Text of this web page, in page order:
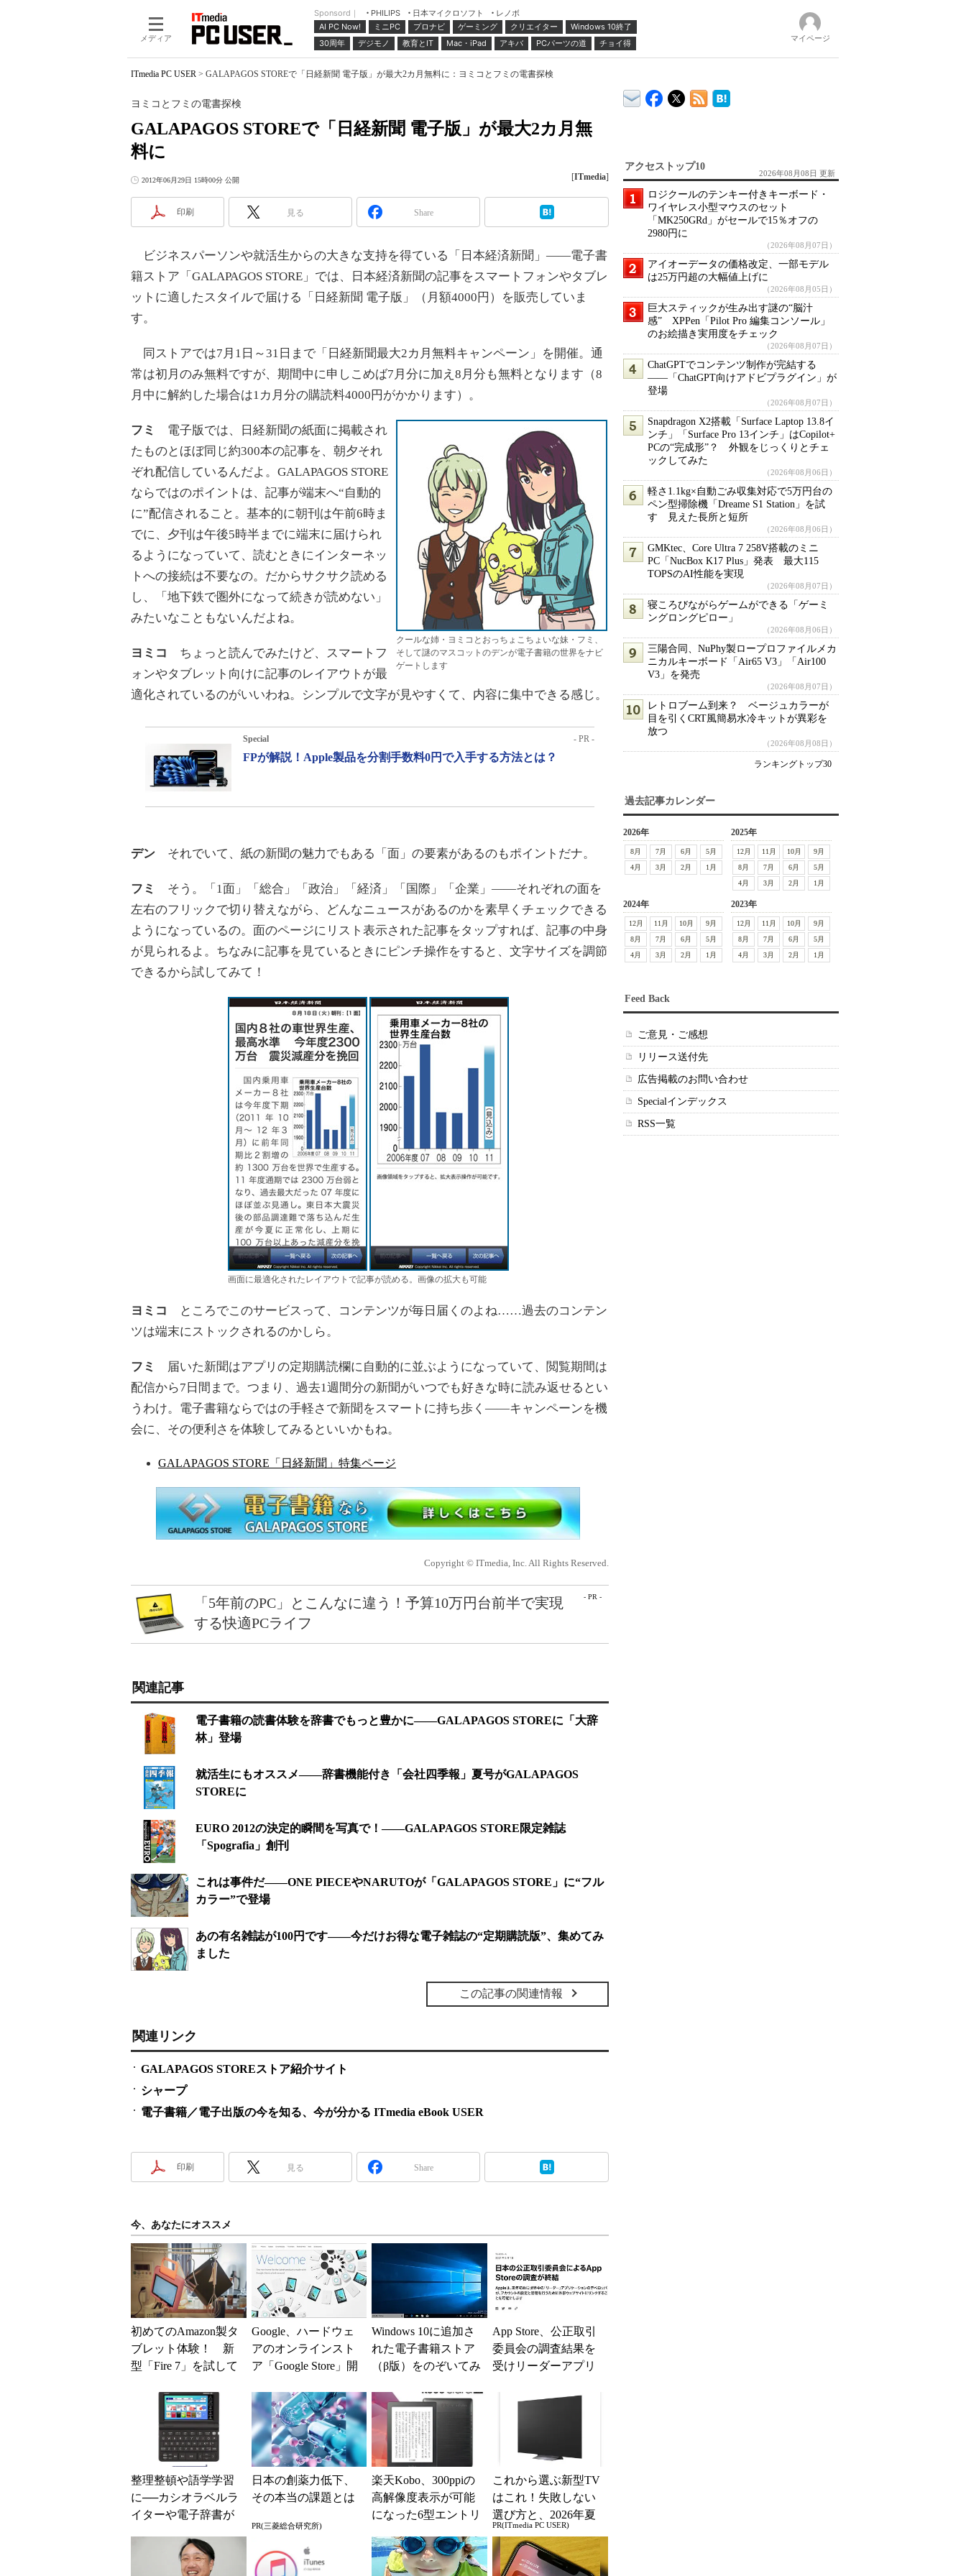
メディア
Sponsord｜ PHILIPS 日本マイクロソフト
レノボ
AI PC Now!
ミニPC プロナビ ゲーミング クリエイター
Windows 10終了
30周年
デジモノ 教育とIT Mac・iPad アキバ PCパーツの道 チョイ得 マイページ
ITmedia PC USER > GALAPAGOS STOREで「日経新聞 電子版」が最大2カ月無料に：ヨミコとフミの電書探検
GALAPAGOS STOREで「日経新聞 電子版」が最大2カ月無
料に
ヨミコとフミの電書探検
2012年06月29日 15時00分 公開 [ITmedia]
印刷 見る Share
ビジネスパーソンや就活生からの大きな支持を得ている「日本経済新聞」――電子書
籍ストア「GALAPAGOS STORE」では、日本経済新聞の記事をスマートフォンやタブレ
ットに適したスタイルで届ける「日経新聞 電子版」（月額4000円）を販売していま
す。
同ストアでは7月1日～31日まで「日経新聞最大2カ月無料キャンペーン」を開催。通
常は初月のみ無料ですが、期間中に申しこめば7月分に加え8月分も無料となります（8
月中に解約した場合は1カ月分の購読料4000円がかかります）。
クールな姉・ヨミコとおっちょこちょいな妹・フミ、
そして謎のマスコットのデンが電子書籍の世界をナビ
ゲートします
フミ
電子版では、日経新聞の紙面に掲載され
たものとほぼ同じ約300本の記事を、朝夕それ
ぞれ配信しているんだよ。GALAPAGOS STORE
ならではのポイントは、記事が端末へ“自動的
に”配信されること。基本的に朝刊は午前6時ま
でに、夕刊は午後5時半までに端末に届けられ
るようになっていて、読むときにインターネッ
トへの接続は不要なの。だからサクサク読める
し、「地下鉄で圏外になって続きが読めない」
みたいなこともないんだよね。
ヨミコ
ちょっと読んでみたけど、スマートフ
ォンやタブレット向けに記事のレイアウトが最
適化されているのがいいわね。シンプルで文字が見やすくて、内容に集中できる感じ。
Special - PR -
FPが解説！Apple製品を分割手数料0円で入手する方法とは？
デン それでいて、紙の新聞の魅力でもある「面」の要素があるのもポイントだナ。
フミ
そう。「1面」「総合」「政治」「経済」「国際」「企業」――それぞれの面を
左右のフリックで切り替えながら、どんなニュースがあるのかを素早くチェックできる
ようになっているの。面のページにリスト表示された記事をタップすれば、記事の中身
が見られるよ。ちなみに記事を見ているときにピンチ操作をすると、文字サイズを調節
できるから試してみて！
画面に最適化されたレイアウトで記事が読める。画像の拡大も可能
ヨミコ
ところでこのサービスって、コンテンツが毎日届くのよね……過去のコンテン
ツは端末にストックされるのかしら。
フミ
届いた新聞はアプリの定期購読欄に自動的に並ぶようになっていて、閲覧期間は
配信から7日間まで。つまり、過去1週間分の新聞がいつでも好きな時に読み返せるとい
うわけ。電子書籍ならではの手軽さで新聞をスマートに持ち歩く――キャンペーンを機
会に、その便利さを体験してみるといいかもね。
GALAPAGOS STORE「日経新聞」特集ページ
Copyright © ITmedia, Inc. All Rights Reserved.
- PR -
「5年前のPC」とこんなに違う！予算10万円台前半で実現
する快適PCライフ
関連記事
電子書籍の読書体験を辞書でもっと豊かに――GALAPAGOS STOREに「大辞
林」登場
就活生にもオススメ——辞書機能付き「会社四季報」夏号がGALAPAGOS
STOREに
EURO 2012の決定的瞬間を写真で！——GALAPAGOS STORE限定雑誌
「Spografia」創刊
これは事件だ——ONE PIECEやNARUTOが「GALAPAGOS STORE」に“フル
カラー”で登場
あの有名雑誌が100円です——今だけお得な電子雑誌の“定期購読版”、集めてみ
ました
この記事の関連情報
関連リンク
GALAPAGOS STOREストア紹介サイト
シャープ
電子書籍／電子出版の今を知る、今が分かる ITmedia eBook USER
印刷 見る Share
今、あなたにオススメ
初めてのAmazon製タ
ブレット体験！ 新
型「Fire 7」を試して
Google、ハードウェ
アのオンラインスト
ア「Google Store」開
Windows 10に追加さ
れた電子書籍ストア
（β版）をのぞいてみ
App Store、公正取引
委員会の調査結果を
受けリーダーアプリ
整理整頓や語学学習
に──カシオラベルラ
イターや電子辞書が
日本の創薬力低下、
その本当の課題とは
PR(三菱総合研究所)
楽天Kobo、300ppiの
高解像度表示が可能
になった6型エントリ
「Kobo Cl...
これから選ぶ新型TV
はこれ！失敗しない
選び方と、2026年夏
の一押しモデル
PR(ITmedia PC USER)
アクセストップ10
2026年08月08日 更新
ロジクールのテンキー付きキーボード・
ワイヤレス小型マウスのセット
「MK250GRd」がセールで15％オフの
2980円に
（2026年08月07日）
アイオーデータの価格改定、一部モデル
は25万円超の大幅値上げに
（2026年08月05日）
巨大スティックが生み出す謎の“脳汁
感” XPPen「Pilot Pro 編集コンソール」
のお絵描き実用度をチェック
（2026年08月07日）
ChatGPTでコンテンツ制作が完結する
――「ChatGPT向けアドビプラグイン」が
登場
（2026年08月07日）
Snapdragon X2搭載「Surface Laptop 13.8イ
ンチ」「Surface Pro 13インチ」はCopilot+
PCの“完成形”？ 外観をじっくりとチェ
ックしてみた
（2026年08月06日）
軽さ1.1kg×自動ごみ収集対応で5万円台の
ペン型掃除機「Dreame S1 Station」を試
す 見えた長所と短所
（2026年08月06日）
GMKtec、Core Ultra 7 258V搭載のミニ
PC「NucBox K17 Plus」発表 最大115
TOPSのAI性能を実現
（2026年08月07日）
寝ころびながらゲームができる「ゲーミ
ングロングピロー」
（2026年08月06日）
三陽合同、NuPhy製ロープロファイルメカ
ニカルキーボード「Air65 V3」「Air100
V3」を発売
（2026年08月07日）
レトロブーム到来？ ベージュカラーが
目を引くCRT風簡易水冷キットが異彩を
放つ
（2026年08月08日）
ランキングトップ30
過去記事カレンダー
2026年
8月 7月 6月
5月
4月
3月 2月 1月
2025年
12月 11月 10月
9月
8月
7月 6月
5月
4月
3月 2月 1月
2024年
12月 11月 10月
9月
8月
7月 6月
5月
4月
3月 2月 1月
2023年
12月 11月 10月
9月
8月
7月 6月
5月
4月
3月 2月 1月
Feed Back
ご意見・ご感想
リリース送付先
広告掲載のお問い合わせ
Specialインデックス
RSS一覧